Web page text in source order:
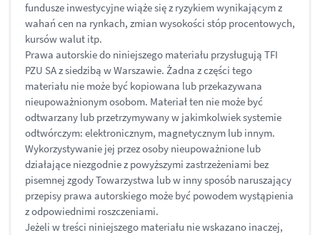
fundusze inwestycyjne wiąże się z ryzykiem wynikającym z
wahań cen na rynkach, zmian wysokości stóp procentowych,
kursów walut itp.
Prawa autorskie do niniejszego materiału przysługują TFI
PZU SA z siedzibą w Warszawie. Żadna z części tego
materiału nie może być kopiowana lub przekazywana
nieupoważnionym osobom. Materiał ten nie może być
odtwarzany lub przetrzymywany w jakimkolwiek systemie
odtwórczym: elektronicznym, magnetycznym lub innym.
Wykorzystywanie jej przez osoby nieupoważnione lub
działające niezgodnie z powyższymi zastrzeżeniami bez
pisemnej zgody Towarzystwa lub w inny sposób naruszający
przepisy prawa autorskiego może być powodem wystąpienia
z odpowiednimi roszczeniami.
Jeżeli w treści niniejszego materiału nie wskazano inaczej,